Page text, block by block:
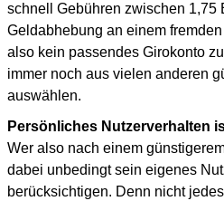
schnell Gebühren zwischen 1,75
Geldabhebung an einem
also kein passendes Girokonto
immer noch aus vielen anderen
auswählen.
Persönliches Nutzerverhalten
Wer also nach einem
dabei unbedingt sein eigenes
berücksichtigen. Denn nicht